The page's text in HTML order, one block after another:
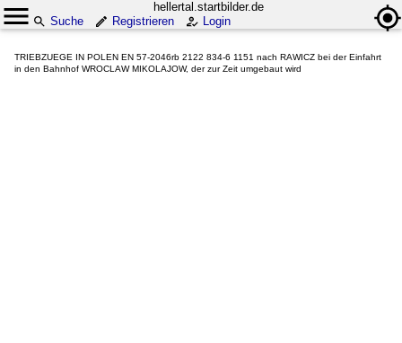
hellertal.startbilder.de
Suche
Registrieren Login
TRIEBZUEGE IN POLEN EN 57-2046rb 2122 834-6 1151 nach RAWICZ bei der Einfahrt
in den Bahnhof WROCLAW MIKOLAJOW, der zur Zeit umgebaut wird